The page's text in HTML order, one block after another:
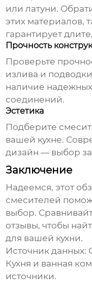
или латуни.
этих материалов,
гарантирует
Прочность
Проверьте
излива и
наличие
соединений.
Эстетика
Подберите
вашей кухне.
дизайн — выбор
Заключение
Надеемся, этот
смесителей
выбор.
отзывы, чтобы
для вашей кухни.
Источник данных:
Кухня и ванная
источники.